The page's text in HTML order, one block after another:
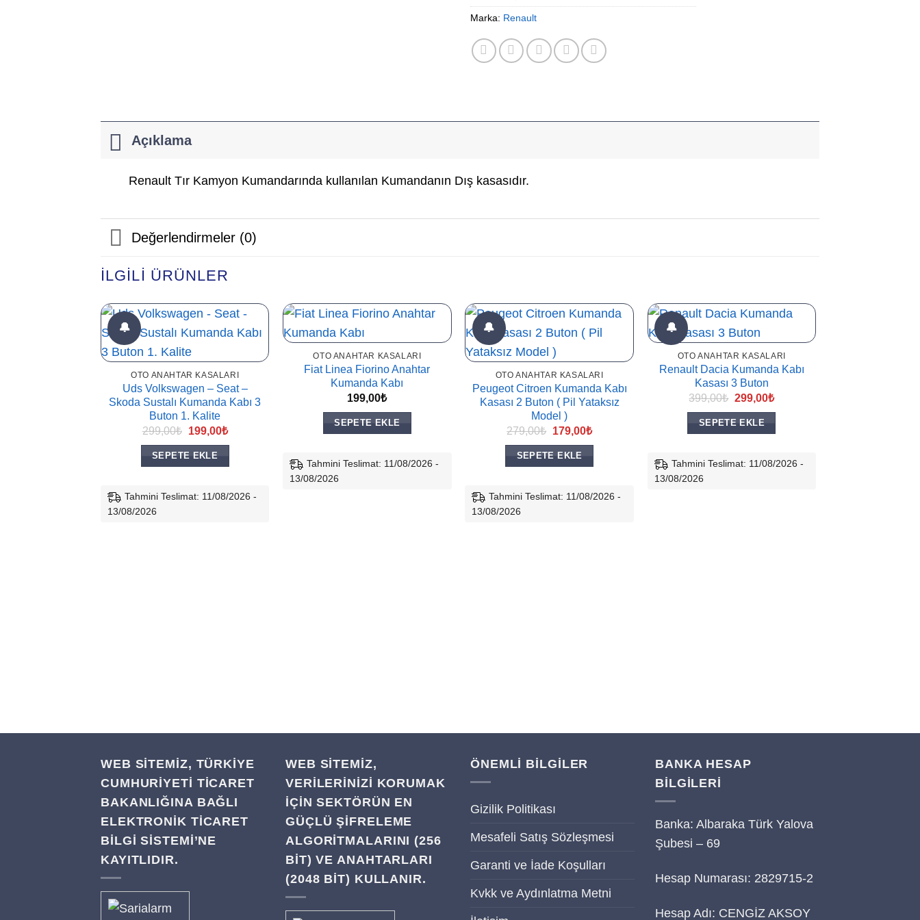
Marka: Renault
Açıklama
Renault Tır Kamyon Kumandarında kullanılan Kumandanın Dış kasasıdır.
Değerlendirmeler (0)
İLGILI ÜRÜNLER
🔔
OTO ANAHTAR KASALARI
Uds Volkswagen – Seat –
Skoda Sustalı Kumanda Kabı 3
Buton 1. Kalite
299,00₺
Orijinal
299,00₺.
199,00₺Şu
SEPETE EKLE
Tahmini Teslimat: 11/08/2026 -
13/08/2026
OTO ANAHTAR KASALARI
Fiat Linea Fiorino Anahtar
Kumanda Kabı
199,00₺
SEPETE EKLE
Tahmini Teslimat: 11/08/2026 -
13/08/2026
🔔
OTO ANAHTAR KASALARI
Peugeot Citroen Kumanda Kabı
Kasası 2 Buton ( Pil Yataksız
Model )
279,00₺ Orijinal
279,00₺.
179,00₺Şu
SEPETE EKLE
Tahmini Teslimat: 11/08/2026 -
13/08/2026
🔔
OTO ANAHTAR KASALARI
Renault Dacia Kumanda Kabı
Kasası 3 Buton
399,00₺ Orijinal
399,00₺.
299,00₺Şu
SEPETE EKLE
Tahmini Teslimat: 11/08/2026 -
13/08/2026
WEB SİTEMİZ, TÜRKİYE
CUMHURİYETİ TİCARET
BAKANLIĞINA BAĞLI
ELEKTRONİK TİCARET
BİLGİ SİSTEMİ’NE
KAYITLIDIR.
WEB SITEMIZ,
VERILERINIZI KORUMAK
IÇIN SEKTÖRÜN EN
GÜÇLÜ ŞIFRELEME
ALGORITMALARINI (256
BIT) VE ANAHTARLARI
(2048 BIT) KULLANIR.
ÖNEMLİ BİLGİLER
Gizilik Politikası
Mesafeli Satış Sözleşmesi
Garanti ve İade Koşulları
Kvkk ve Aydınlatma Metni
BANKA HESAP
BİLGİLERİ
Banka: Albaraka Türk Yalova
Şubesi – 69
Hesap Numarası: 2829715-2
Hesap Adı: CENGİZ AKSOY